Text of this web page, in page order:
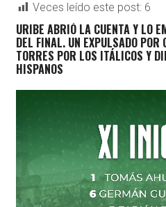
Veces leído este post: 6
URIBE ABRIÓ LA CUENTA Y LO
DEL FINAL. UN EXPULSADO POR
TORRES POR LOS ITÁLICOS Y
HISPANOS